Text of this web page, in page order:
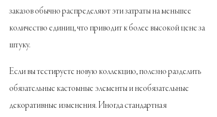
заказов обычно распределяют эти затраты на меньшее
количество единиц, что приводит к более высокой цене за
штуку.
Если вы тестируете новую коллекцию, полезно разделить
обязательные кастомные элементы и необязательные
декоративные изменения. Иногда стандартная